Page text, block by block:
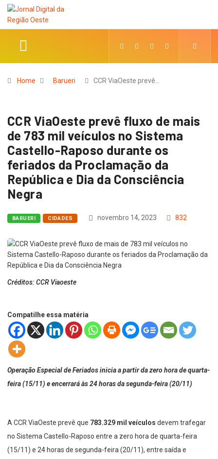
Home Barueri CCR ViaOeste prevê…
CCR ViaOeste prevê fluxo de mais
de 783 mil veículos no Sistema
Castello-Raposo durante os
feriados da Proclamação da
República e Dia da Consciência
Negra
BARUERI CIDADES novembro 14, 2023 832
Créditos: CCR Viaoeste
Compatilhe essa matéria
Operação Especial de Feriados inicia a partir da zero hora de quarta-
feira (15/11) e encerrará às 24 horas da segunda-feira (20/11)
A CCR ViaOeste prevê que 783.329 mil veículos devem trafegar
no Sistema Castello-Raposo entre a zero hora de quarta-feira
(15/11) e 24 horas de segunda-feira (20/11), entre saída e